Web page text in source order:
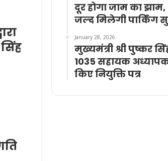
दूर होगा जाम का झाम,
जल्द मिलेगी पार्किंग
January 28, 2026
मुख्यमंत्री श्री पुष्कर
1035 सहायक
किए नियुक्ति पत्र